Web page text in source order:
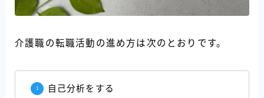
介護職の転職活動の進め方は次のとおりです。
自己分析をする